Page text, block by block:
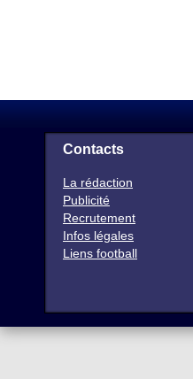
Contacts
La rédaction
Publicité
Recrutement
Infos légales
Liens football